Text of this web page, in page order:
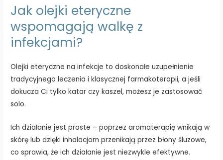
Jak olejki eteryczne
wspomagają walkę z
infekcjami?
Olejki eteryczne na infekcje to doskonałe uzupełnienie
tradycyjnego leczenia i klasycznej farmakoterapii, a jeśli
dokucza Ci tylko katar czy kaszel, możesz je zastosować
solo.
Ich działanie jest proste – poprzez aromaterapię wnikają w
skórę lub dzięki inhalacjom przenikają przez błony śluzowe,
co sprawia, że ich działanie jest niezwykle efektywne.